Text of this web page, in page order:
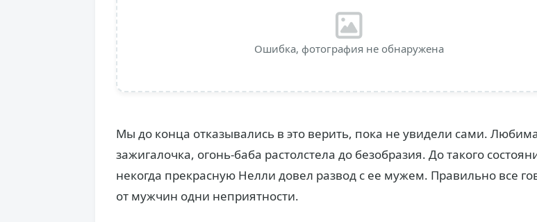
Ошибка, фотография не обнаружена
Мы до конца отказывались в это верить, пока не увидели сами.
зажигалочка, огонь-баба растолстела до безобразия. До такого
некогда прекрасную Нелли довел развод с ее мужем. Правильно все
от мужчин одни неприятности.